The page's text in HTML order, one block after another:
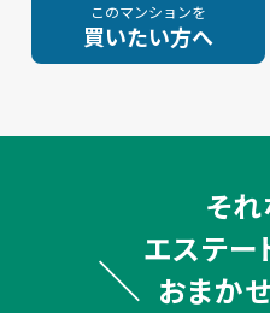
このマンションを
買いたい方へ
それ
エステー
おまか